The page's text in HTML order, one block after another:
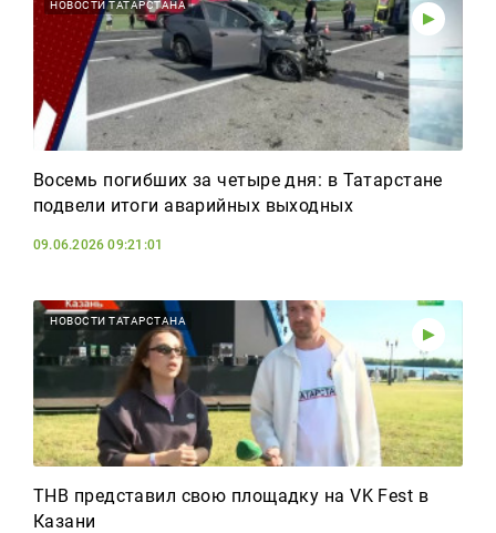
Реклама
Для связи
+7 (843) 570−50−00
reception@tnvtv.ru
НОВОСТИ ТАТАРСТАНА
Восемь погибших за четыре дня: в Татарстане
подвели итоги аварийных выходных
09.06.2026 09:21:01
НОВОСТИ ТАТАРСТАНА
ТНВ представил свою площадку на VK Fest в
Казани